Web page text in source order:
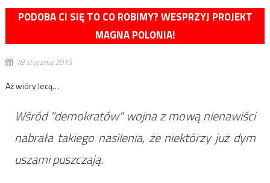
PODOBA CI SIĘ TO CO ROBIMY? WESPRZYJ PROJEKT
MAGNA POLONIA!
18 stycznia 2019
Aż wióry lecą…
Wśród "demokratów" wojna z mową nienawiści
nabrała takiego nasilenia, że niektórzy już dym
uszami puszczają.